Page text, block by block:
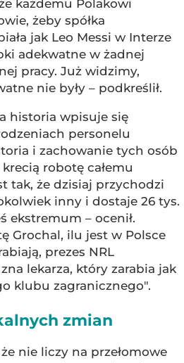
każdemu Polakowi
żeby spółka
jak Leo Messi w Interze
adekwatne w żadnej
pracy. Już widzimy,
nie były – podkreślił.
historia wpisuje się
personelu
i zachowanie tych osób
robotę całemu
tak, że dzisiaj przychodzi
inny i dostaje 26 tys.
ekstremum – ocenił.
Grochal, ilu jest w Polsce
prezes NRL
lekarza, który zarabia jak
klubu zagranicznego".
zmian
nie liczy na przełomowe